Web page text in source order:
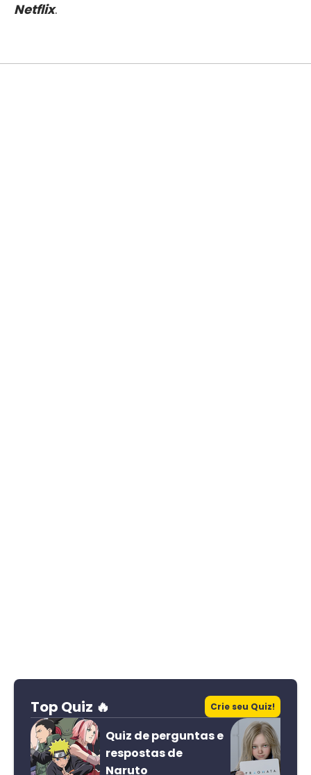
Netflix.
Top Quiz 🔥 Crie seu Quiz!
Quiz de perguntas e
respostas de
Naruto